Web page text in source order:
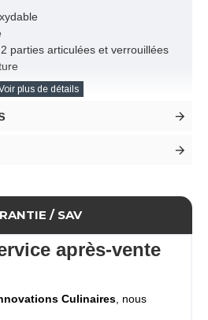
parties articulées et verrouillées
/ SAV
après-vente
Culinaires , nous